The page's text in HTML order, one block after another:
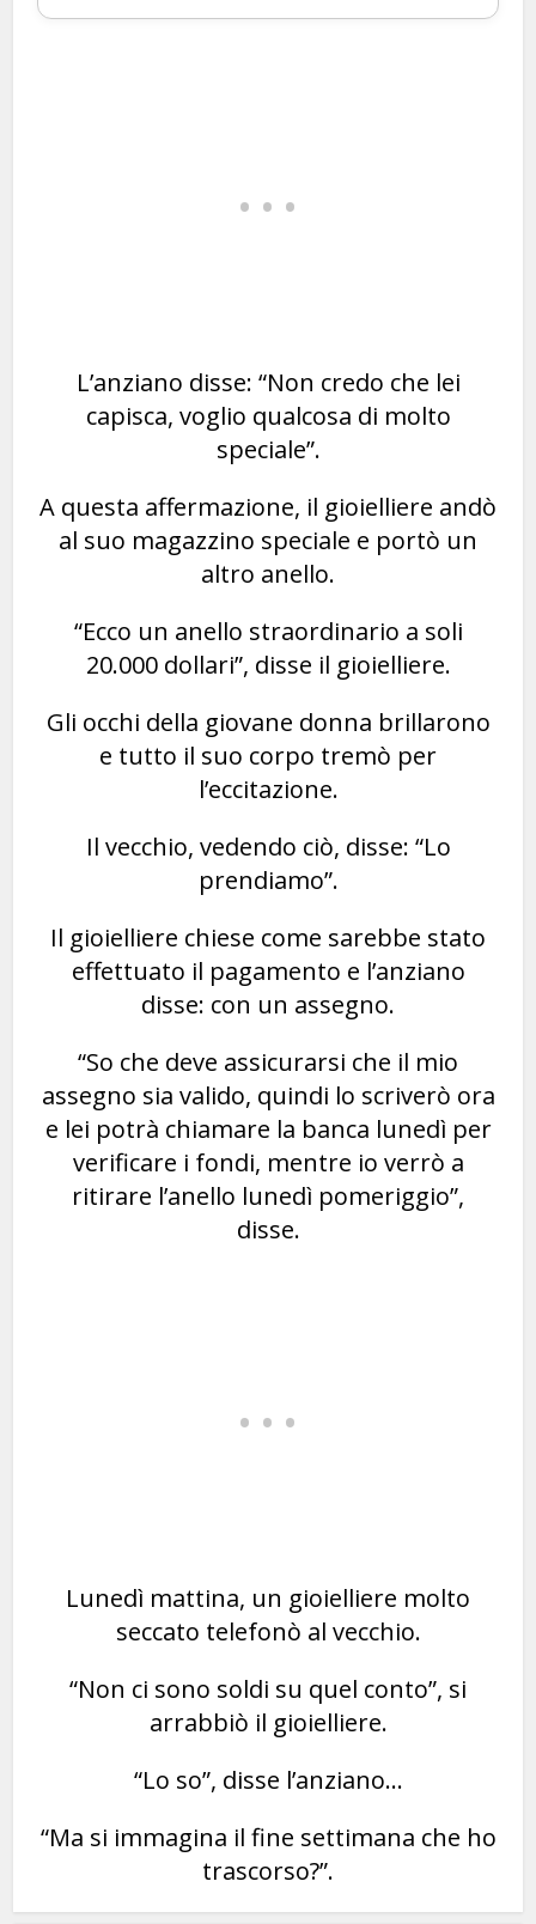
L’anziano disse: “Non credo che lei
capisca, voglio qualcosa di molto
speciale”.
A questa affermazione, il gioielliere andò
al suo magazzino speciale e portò un
altro anello.
“Ecco un anello straordinario a soli
20.000 dollari”, disse il gioielliere.
Gli occhi della giovane donna brillarono
e tutto il suo corpo tremò per
l’eccitazione.
Il vecchio, vedendo ciò, disse: “Lo
prendiamo”.
Il gioielliere chiese come sarebbe stato
effettuato il pagamento e l’anziano
disse: con un assegno.
“So che deve assicurarsi che il mio
assegno sia valido, quindi lo scriverò ora
e lei potrà chiamare la banca lunedì per
verificare i fondi, mentre io verrò a
ritirare l’anello lunedì pomeriggio”,
disse.
Lunedì mattina, un gioielliere molto
seccato telefonò al vecchio.
“Non ci sono soldi su quel conto”, si
arrabbiò il gioielliere.
“Lo so”, disse l’anziano…
“Ma si immagina il fine settimana che ho
trascorso?”.